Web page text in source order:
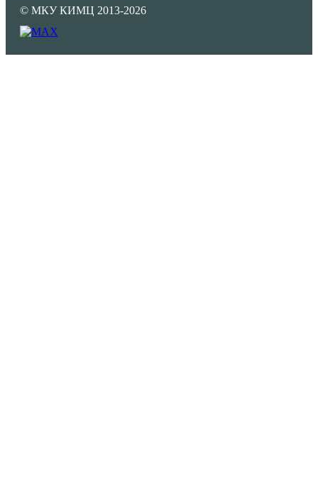
© МКУ КИМЦ 2013-2026